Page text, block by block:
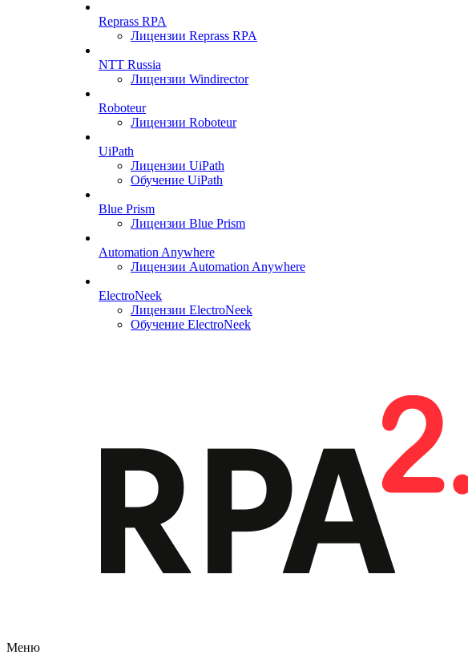
Reprass RPA
Лицензии Reprass RPA
NTT Russia
Лицензии Windirector
Roboteur
Лицензии Roboteur
UiPath
Лицензии UiPath
Обучение UiPath
Blue Prism
Лицензии Blue Prism
Automation Anywhere
Лицензии Automation Anywhere
ElectroNeek
Лицензии ElectroNeek
Обучение ElectroNeek
Меню